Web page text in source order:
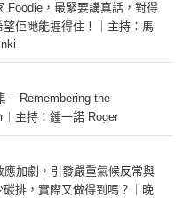
Foodie，最緊要講真話，對得
佢哋能捱得住！｜主持：馬
– Remembering the
主持：鍾一諾 Roger
應加劇，引發嚴重氣候反常與
排，實際又做得到嗎？｜晚